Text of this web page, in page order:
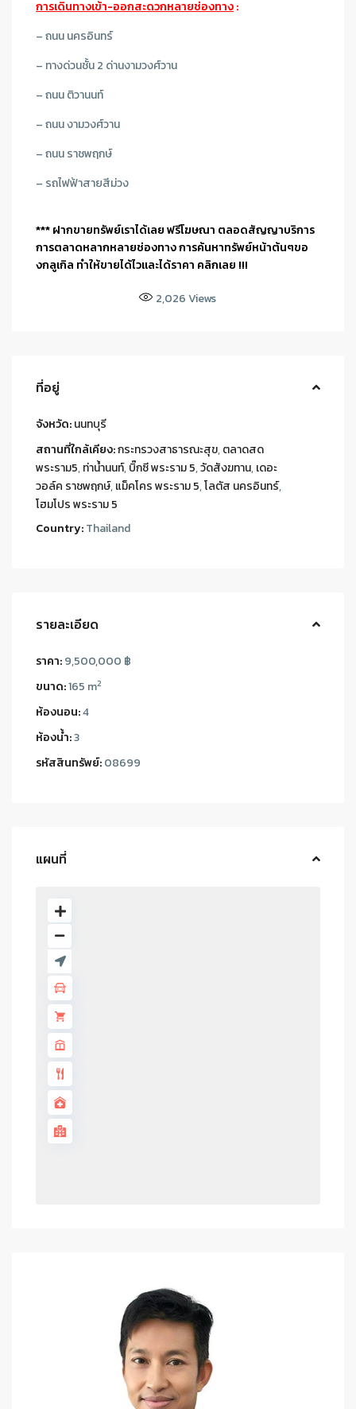
การเดินทางเข้า-ออกสะดวกหลายช่องทาง:
– ถนน นครอินทร์
– ทางด่วนชั้น 2 ด่านงามวงศ์วาน
– ถนน ติวานนท์
– ถนน งามวงศ์วาน
– ถนน ราชพฤกษ์
– รถไฟฟ้าสายสีม่วง
*** ฝากขายทรัพย์เราได้เลย ฟรีโฆษณา ตลอดสัญญาบริการ
การตลาดหลากหลายช่องทาง การค้นหาทรัพย์หน้าต้นๆขอ
งกลูเกิล ทำให้ขายได้ไวและได้ราคา คลิกเลย !!!
2,026Views
ที่อยู่
จังหวัด:นนทบุรี
สถานที่ใกล้เคียง:กระทรวงสาธารณะสุข,ตลาดสด
พระราม5,ท่าน้ำนนท์,บิ๊กซี พระราม 5,วัดสังฆทาน,เดอะ
วอล์ค ราชพฤกษ์,แม็คโคร พระราม 5,โลตัส นครอินทร์,
โฮมโปร พระราม 5
Country:Thailand
รายละเอียด
ราคา:9,500,000 ฿
ขนาด:165 m2
ห้องนอน:4
ห้องน้ำ:3
รหัสสินทรัพย์:08699
แผนที่